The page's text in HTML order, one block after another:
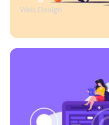
Web Design